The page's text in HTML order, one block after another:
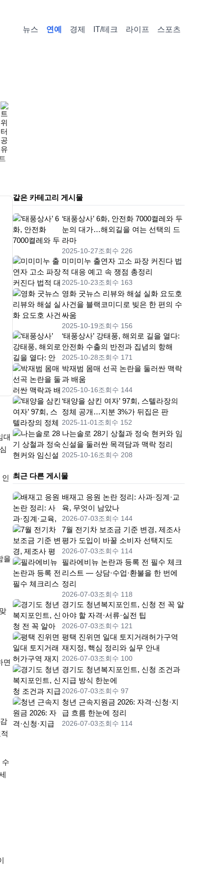
뉴스 연예 경제 IT/테크 라이프 스포츠
대
을
면
수
같은 카테고리 게시물
‘태풍상사’ 6화, 안전화 7000켤레와 두
눈의 대가…해외길을 여는 선택의 드
라마
2025-10-27조회수 226
미미미누 출연자 고소 파장 커진다 법
적 대응 예고 속 쟁점 총정리
2025-10-23조회수 163
영화 굿뉴스 리뷰와 해설 실화 요도호
사건을 블랙코미디로 빚은 한 편의 수
싸움
2025-10-19조회수 156
‘태풍상사’ 강태풍, 해외로 길을 열다:
안전화 수출의 반전과 집념의 항해
2025-10-28조회수 171
박재범 몸매 선곡 논란을 둘러싼 맥락
과 배움
2025-10-16조회수 144
‘태양을 삼킨 여자’ 97회, 스텔라장의
정체 공개…지분 3%가 뒤집은 판
2025-11-01조회수 152
나는솔로 28기 상철과 정숙 현커와 임
신설을 둘러싼 목격담과 맥락 정리
2025-10-16조회수 208
최근 다른 게시물
배재고 응원 논란 정리: 사과·징계·교
육, 무엇이 남았나
2026-07-03조회수 144
7월 전기차 보조금 기준 변경, 제조사
평가 도입이 바꿀 소비자 선택지도
2026-07-03조회수 114
필라에비뉴 논란과 등록 전 필수 체크
리스트 — 상담·수업·환불을 한 번에
정리
2026-07-03조회수 118
경기도 청년복지포인트, 신청 전 꼭 알
아야 할 자격·서류·실전 팁
2026-07-03조회수 121
평택 진위면 일대 토지거래허가구역
재지정, 핵심 정리와 실무 안내
2026-07-03조회수 100
경기도 청년복지포인트, 신청 조건과
지급 방식 한눈에
2026-07-03조회수 97
청년 근속지원금 2026: 자격·신청·지
급 흐름 한눈에 정리
2026-07-03조회수 114